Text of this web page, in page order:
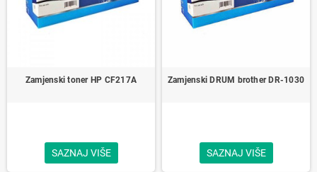
Zamjenski toner HP CF217A
SAZNAJ VIŠE
Zamjenski DRUM brother DR-1030
SAZNAJ VIŠE